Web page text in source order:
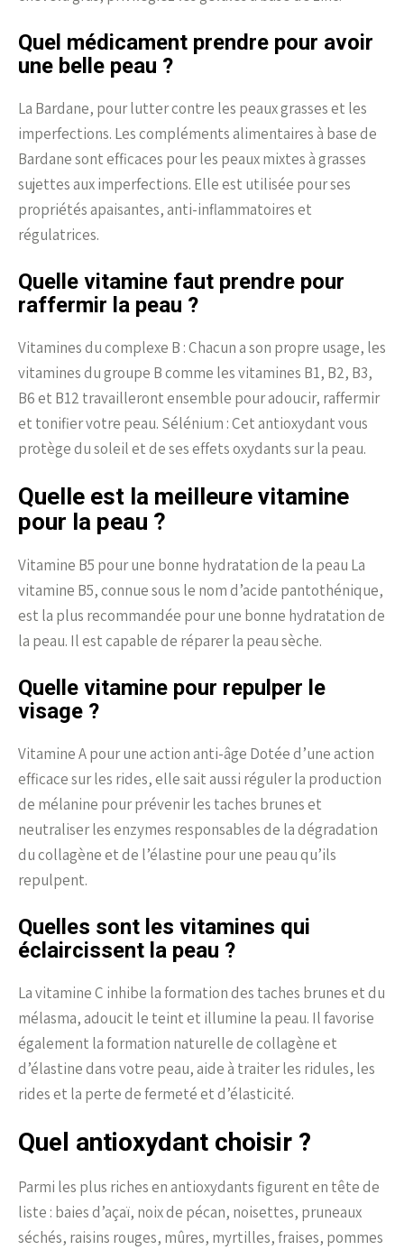
Quel médicament prendre pour avoir
une belle peau ?
La Bardane, pour lutter contre les peaux grasses et les
imperfections. Les compléments alimentaires à base de
Bardane sont efficaces pour les peaux mixtes à grasses
sujettes aux imperfections. Elle est utilisée pour ses
propriétés apaisantes, anti-inflammatoires et
régulatrices.
Quelle vitamine faut prendre pour
raffermir la peau ?
Vitamines du complexe B : Chacun a son propre usage, les
vitamines du groupe B comme les vitamines B1, B2, B3,
B6 et B12 travailleront ensemble pour adoucir, raffermir
et tonifier votre peau. Sélénium : Cet antioxydant vous
protège du soleil et de ses effets oxydants sur la peau.
Quelle est la meilleure vitamine
pour la peau ?
Vitamine B5 pour une bonne hydratation de la peau La
vitamine B5, connue sous le nom d’acide pantothénique,
est la plus recommandée pour une bonne hydratation de
la peau. Il est capable de réparer la peau sèche.
Quelle vitamine pour repulper le
visage ?
Vitamine A pour une action anti-âge Dotée d’une action
efficace sur les rides, elle sait aussi réguler la production
de mélanine pour prévenir les taches brunes et
neutraliser les enzymes responsables de la dégradation
du collagène et de l’élastine pour une peau qu’ils
repulpent.
Quelles sont les vitamines qui
éclaircissent la peau ?
La vitamine C inhibe la formation des taches brunes et du
mélasma, adoucit le teint et illumine la peau. Il favorise
également la formation naturelle de collagène et
d’élastine dans votre peau, aide à traiter les ridules, les
rides et la perte de fermeté et d’élasticité.
Quel antioxydant choisir ?
Parmi les plus riches en antioxydants figurent en tête de
liste : baies d’açaï, noix de pécan, noisettes, pruneaux
séchés, raisins rouges, mûres, myrtilles, fraises, pommes